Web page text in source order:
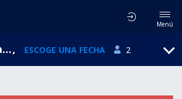
Menú
Steccato, Calabria, Italia, ESCOGE UNA FECHA 2